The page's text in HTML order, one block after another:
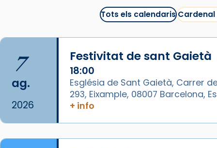
#CinemaEspiritualitual
@cinemaspiritcat
Imatge: Generada amb IA
(OpenAI)
Video
View on Facebook · Share
Arquebisbat de Barcelona
Tots els calendarisCardenal
7
ag.
2026
Festivitat de sant Gaietà
18:00
Església de Sant Gaietà, Carrer
293, Eixample, 08007 Barcelona,
+ info